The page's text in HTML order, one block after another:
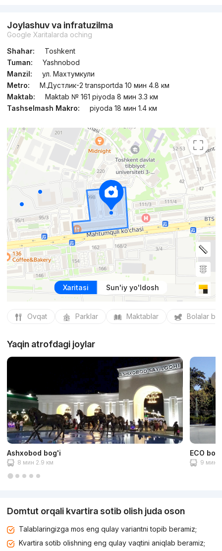
Joylashuv va infratuzilma
Google Xaritalarda oching
Shahar:
Toshkent
Tuman:
Yashnobod
Manzil:
ул. Махтумкули
Metro:
М.Дустлик-2 transportda 10 мин 4.8 км
Maktab:
Maktab № 161 piyoda 8 мин 3.3 км
Tashselmash Makro:
piyoda 18 мин 1.4 км
Xaritasi Sun'iy yo'ldosh
Ovqat Parklar Maktablar Bolalar
Yaqin atrofdagi joylar
Ashxobod bog'i
8 мин 2.9 км
ECO
9 мин
Domtut orqali kvartira sotib olish juda oson
Talablaringizga mos eng qulay variantni topib beramiz;
Kvartira sotib olishning eng qulay vaqtini aniqlab beramiz;